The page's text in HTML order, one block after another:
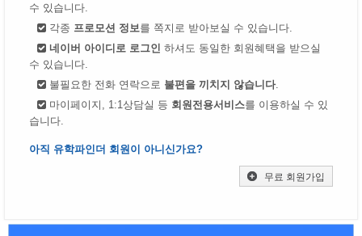
수 있습니다.
각종 프로모션 정보 를 쪽지로 받아보실 수 있습니다.
네이버 아이디로 로그인 하셔도 동일한 회원혜택을 받으실
수 있습니다.
불필요한 전화 연락으로 불편을 끼치지 않습니다.
마이페이지, 1:1상담실 등 회원전용서비스를 이용하실 수 있
습니다.
아직 유학파인더 회원이 아니신가요?
무료 회원가입